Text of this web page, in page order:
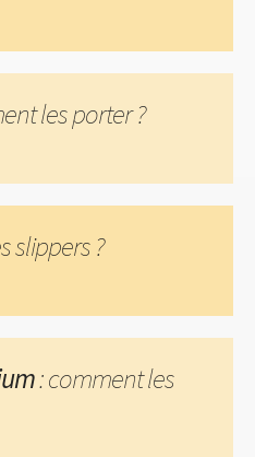
les porter ?
slippers ?
: comment les